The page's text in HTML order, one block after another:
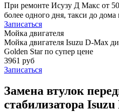
При ремонте Исузу Д Макс от
более одного дня, такси до
Записаться
Мойка двигателя
Мойка двигателя Isuzu D-Max
Golden Star по супер цене
3961 руб
Записаться
Замена втулок
стабилизатора